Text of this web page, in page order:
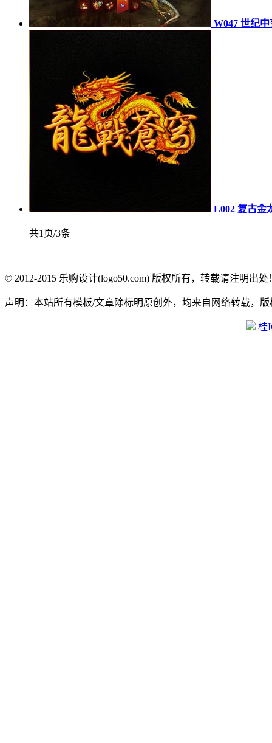
W047 世纪中
L002 复古金
共1页/3条
© 2012-2015 乐购设计(logo50.com) 版权所有，转载请注明出处
声明：本站所有模板/文章除标明原创外，均来自网络转载，
桂